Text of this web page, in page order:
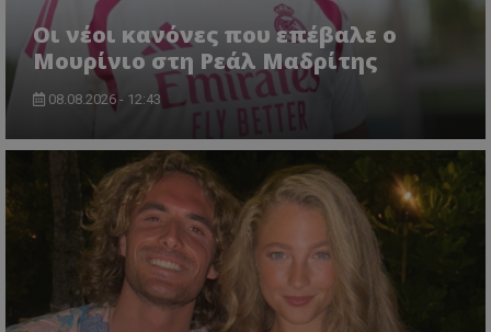
Οι νέοι κανόνες που επέβαλε ο
Μουρίνιο στη Ρεάλ Μαδρίτης
08.08.2026 - 12:43